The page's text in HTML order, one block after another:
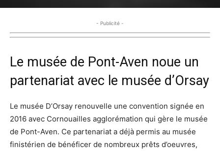
- Publicité -
Le musée de Pont-Aven noue un
partenariat avec le musée d’Orsay
Le musée D’Orsay renouvelle une convention signée en
2016 avec Cornouailles agglorémation qui gère le musée
de Pont-Aven. Ce partenariat a déjà permis au musée
finistérien de bénéficer de nombreux prêts d’oeuvres,